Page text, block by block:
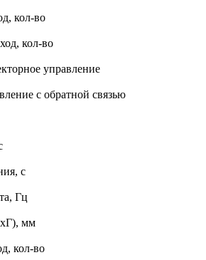
кол-во
кол-во
управление
с обратной связью
с
Гц
мм
кол-во